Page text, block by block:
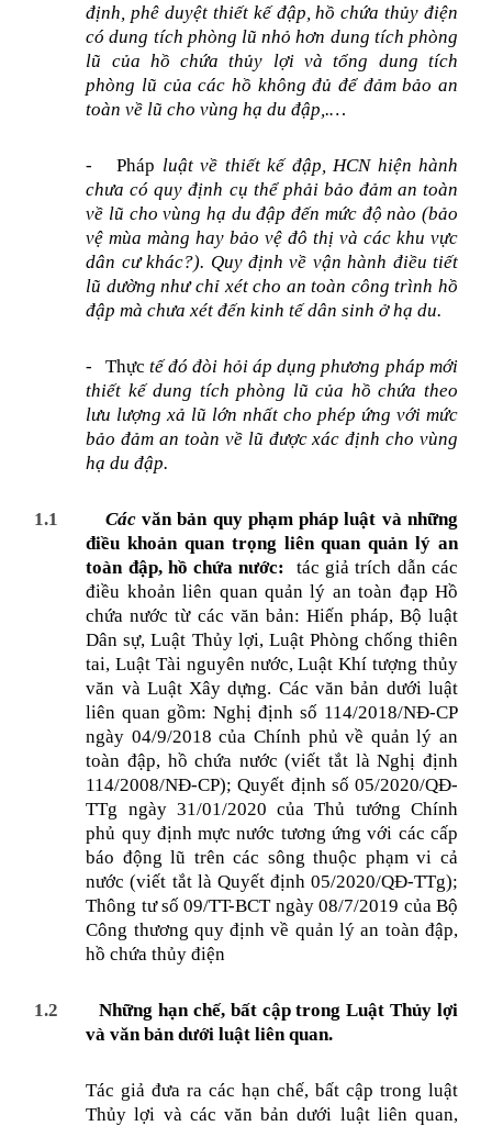
định, phê duyệt thiết kế đập, hồ chứa thủy điện
có dung tích phòng lũ nhỏ hơn dung tích phòng
lũ của hồ chứa thủy lợi và tổng dung tích
phòng lũ của các hồ không đủ để đảm bảo an
toàn về lũ cho vùng hạ du đập,.…
- Pháp luật về thiết kế đập, HCN hiện hành
chưa có quy định cụ thể phải bảo đảm an toàn
về lũ cho vùng hạ du đập đến mức độ nào (bảo
vệ mùa màng hay bảo vệ đô thị và các khu vực
dân cư khác?). Quy định về vận hành điều tiết
lũ dường như chỉ xét cho an toàn công trình hồ
đập mà chưa xét đến kinh tế dân sinh ở hạ du.
- Thực tế đó đòi hỏi áp dụng phương pháp mới
thiết kế dung tích phòng lũ của hồ chứa theo
lưu lượng xả lũ lớn nhất cho phép ứng với mức
bảo đảm an toàn về lũ được xác định cho vùng
hạ du đập.
1.1 Cácvăn bản quy phạm pháp luật và những
điều khoản quan trọng liên quan quản lý an
toàn đập, hồ chứa nước:
tác giả trích dẫn các
điều khoản liên quan quản lý an toàn đạp Hồ
chứa nước từ các văn bản: Hiến pháp, Bộ luật
Dân sự, Luật Thủy lợi, Luật Phòng chống thiên
tai, Luật Tài nguyên nước, Luật Khí tượng thủy
văn và Luật Xây dựng. Các văn bản dưới luật
liên quan gồm: Nghị định số 114/2018/NĐ-CP
ngày 04/9/2018 của Chính phủ về quản lý an
toàn đập, hồ chứa nước (viết tắt là Nghị định
114/2008/NĐ-CP); Quyết định số 05/2020/QĐ-
TTg ngày 31/01/2020 của Thủ tướng Chính
phủ quy định mực nước tương ứng với các cấp
báo động lũ trên các sông thuộc phạm vi cả
nước (viết tắt là Quyết định 05/2020/QĐ-TTg);
Thông tư số 09/TT-BCT ngày 08/7/2019 của Bộ
Công thương quy định về quản lý an toàn đập,
hồ chứa thủy điện
1.2
Những hạn chế, bất cập trong Luật Thủy lợi
và văn bản dưới luật liên quan.
Tác giả đưa ra các hạn chế, bất cập trong luật
Thủy lợi và các văn bản dưới luật liên quan,